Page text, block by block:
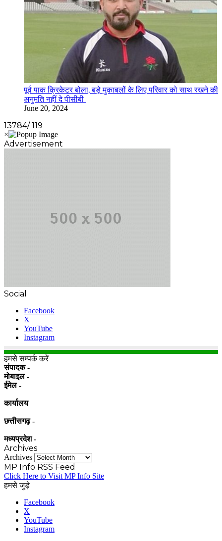
पूर्व पाक क्रिकेटर बोला, बड़े मुकाबलों के लिए परिवार को साथ रखने की
अनुमति नहीं दे पीसीबी
June 20, 2024
13784/ 119
Advertisement
Social
Facebook
X
YouTube
Instagram
हमसे सम्पर्क करें
संपादक -
मोबाइल -
ईमेल -
कार्यालय
छत्तीसगढ़ -
मध्यप्रदेश -
Archives
Archives
MP Info RSS Feed
Click Here to Visit MP Info Site
हमसे जुड़े
Facebook
X
YouTube
Instagram